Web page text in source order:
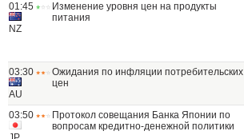
01:45
NZ
Изменение уровня цен на продукты
питания
03:30
AU
Ожидания по инфляции потребительских
цен
03:50
Протокол совещания Банка Японии по
вопросам кредитно-денежной политики